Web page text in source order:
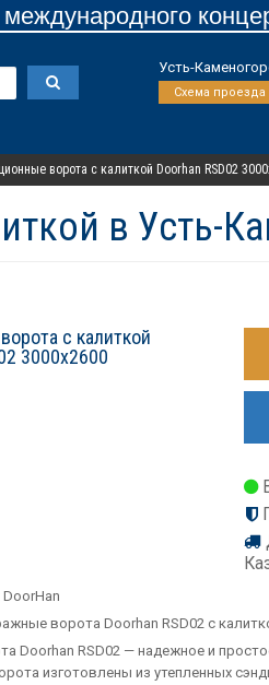
Усть-
Схема проезда
ворота с калиткой Doorhan RSD02
в Усть-
с калиткой
3000х2600
DoorHan
ворота Doorhan RSD02 с
Doorhan RSD02 — надежное и
изготовлены из утепленных